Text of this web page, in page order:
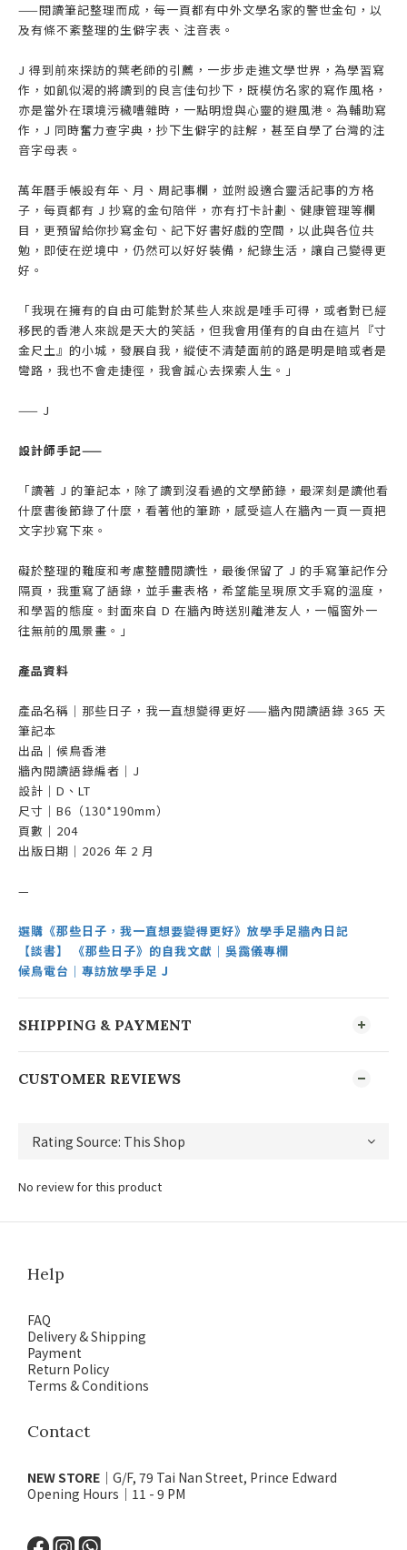
——閱讀筆記整理而成，每一頁都有中外文學名家的警世金句，以
及有條不紊整理的生僻字表、注音表。
J 得到前來探訪的葉老師的引薦，一步步走進文學世界，為學習寫
作，如飢似渴的將讀到的良言佳句抄下，既模仿名家的寫作風格，
亦是當外在環境污穢嘈雜時，一點明燈與心靈的避風港。為輔助寫
作，J 同時奮力查字典，抄下生僻字的註解，甚至自學了台灣的注
音字母表。
萬年曆手帳設有年、月、周記事欄，並附設適合靈活記事的方格
子，每頁都有 J 抄寫的金句陪伴，亦有打卡計劃、健康管理等欄
目，更預留給你抄寫金句、記下好書好戲的空間，以此與各位共
勉，即使在逆境中，仍然可以好好裝備，紀錄生活，讓自己變得更
好。
「我現在擁有的自由可能對於某些人來說是唾手可得，或者對已經
移民的香港人來說是天大的笑話，但我會用僅有的自由在這片『寸
金尺土』的小城，發展自我，縱使不清楚面前的路是明是暗或者是
彎路，我也不會走捷徑，我會誠心去探索人生。」
—— J
設計師手記——
「讀著 J 的筆記本，除了讀到沒看過的文學節錄，最深刻是讀他看
什麼書後節錄了什麼，看著他的筆跡，感受這人在牆內一頁一頁把
文字抄寫下來。
礙於整理的難度和考慮整體閱讀性，最後保留了 J 的手寫筆記作分
隔頁，我重寫了語錄，並手畫表格，希望能呈現原文手寫的溫度，
和學習的態度。封面來自 D 在牆內時送別離港友人，一幅窗外一
往無前的風景畫。」
產品資料
產品名稱｜那些日子，我一直想變得更好——牆內閱讀語錄 365 天
筆記本
出品｜候鳥香港
牆內閱讀語錄編者｜J
設計｜D、LT
尺寸｜B6（130*190mm）
頁數｜204
出版日期｜2026 年 2 月
—
選購《那些日子，我一直想要變得更好》放學手足牆內日記
【談書】 《那些日子》的自我文獻｜吳靄儀專欄
候鳥電台｜專訪放學手足 J
SHIPPING & PAYMENT
CUSTOMER REVIEWS
No review for this product
Help
FAQ
Delivery & Shipping
Payment
Return Policy
Terms & Conditions
Contact
NEW STORE ｜G/F, 79 Tai Nan Street, Prince Edward
Opening Hours｜11 - 9 PM